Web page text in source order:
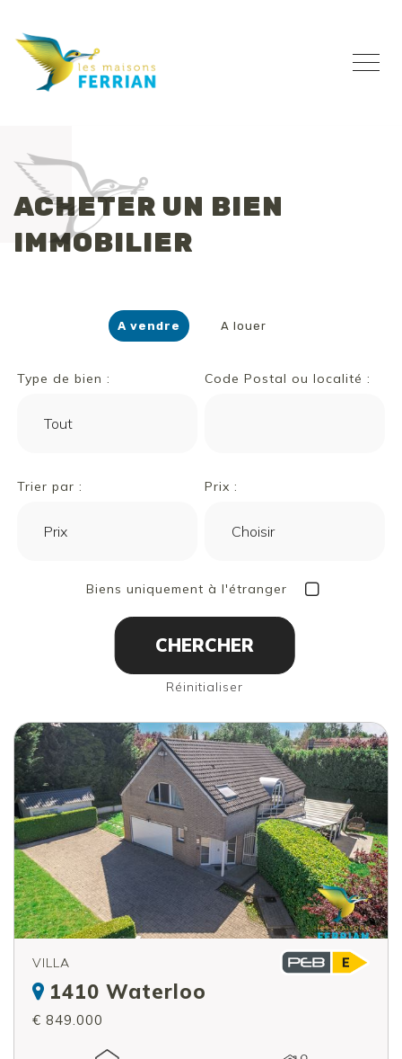
ACHETER UN BIEN
IMMOBILIER
A vendre A louer
Type de bien : Code Postal ou localité :
Trier par : Prix :
Biens uniquement à l'étranger
Réinitialiser
VILLA
1410 Waterloo
€ 849.000